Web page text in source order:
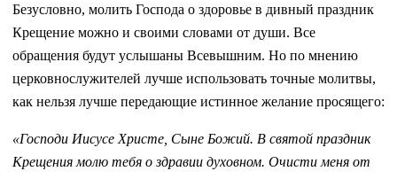
Безусловно, молить Господа о здоровье в дивный праздник
Крещение можно и своими словами от души. Все
обращения будут услышаны Всевышним. Но по мнению
церковнослужителей лучше использовать точные молитвы,
как нельзя лучше передающие истинное желание просящего:
«Господи Иисусе Христе, Сыне Божий. В святой праздник
Крещения молю тебя о здравии духовном. Очисти меня от